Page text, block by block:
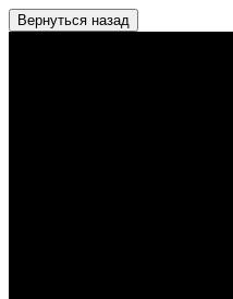
Вернуться назад